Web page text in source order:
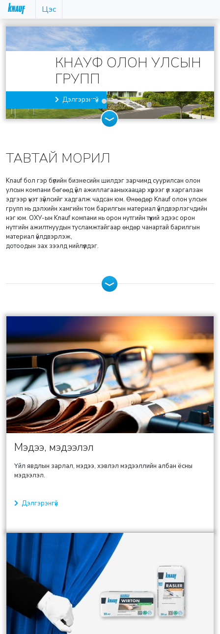
Цэс
КНАУФ ОЛОН УЛСЫН
ГРУПП
Дэлгэрэнгүй
ТАВТАЙ МОРИЛ
Knauf бол гэр бүлийн бизнесийн шилдэг зарчимд суурилсан олон
улсын компани бөгөөд үйл ажиллагааныхаацар хүрээг үл харгалзан
эдгээр үнэт зүйлсийг хадгалж чадсан юм. Өнөөдөр Knauf олон улсын
групп нь дэлхийн хамгийн том барилгын материал үйлдвэрлэгчдийн
нэг юм. ОХУ-ын Knauf компани нь орон нутгийн түүхий эдээс орон
нутгийн ажилтнуудын тусламжтайгаар өндөр чанартай барилгын
материал үйлдвэрлэж,
дотоодын зах зээлд нийлүүлдэг.
Мэдээ, мэдээлэл
Үйл явдлын зарлал, мэдээ, хэвлэл мэдээллийн албан ёсны
мэдээлэл.
Дэлгэрэнгүй